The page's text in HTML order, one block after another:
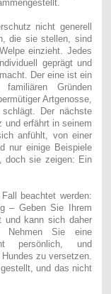
nicht generell
die sie stellen, sind
einzieht. Jedes
geprägt und
Der eine ist ein
Gründen
Artgenosse,
Der nächste
und erfährt in seinem
anfühlt, von einer
nur einige Beispiele
doch sie zeigen: Ein
beachtet werden:
– Geben Sie Ihrem
und kann sich daher
Sie eine
persönlich, und
zu versetzen.
und das nicht